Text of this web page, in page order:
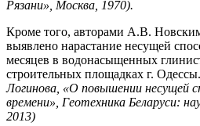
Рязани», Москва, 1970).
Кроме того, авторами А.В.
выявлено нарастание несущей
месяцев в водонасыщенных
строительных площадках г. Одессы.
Логинова, «О повышении несущей
времени», Геотехника Беларуси:
2013)